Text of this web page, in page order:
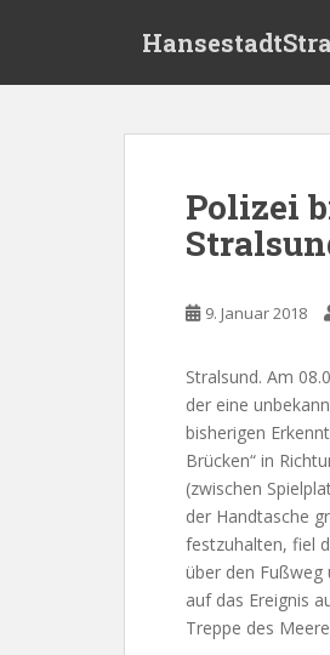
Polizei
9. Januar 2018
Stralsund. Am
der eine
bisherigen
Brücken“ in
(zwischen
der Handtasche
festzuhalten, fiel
über den Fußweg
auf das Ereignis
Treppe des